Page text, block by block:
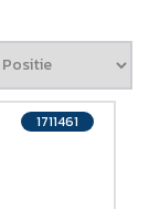
1711461